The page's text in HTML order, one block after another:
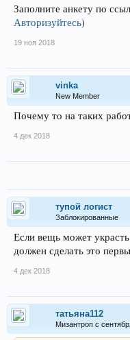
Заполните анкету по
Авторизуйтесь)
19 ноя 2018
vinka
New Member
Почему то на таких
4 дек 2018
тупой логист
Заблокированные
Если вещь может
должен сделать это
4 дек 2018
татьяна112
Мизантроп с